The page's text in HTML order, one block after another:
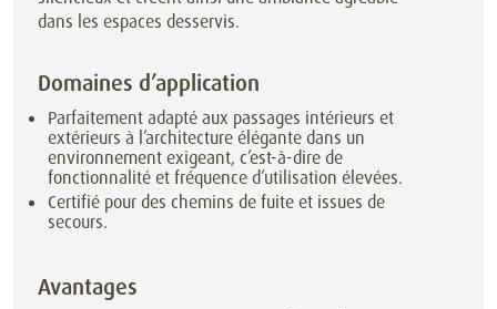
dans les espaces desservis.
Domaines d’application
Parfaitement adapté aux passages intérieurs et
extérieurs à l’architecture élégante dans un
environnement exigeant, c’est-à-dire de
fonctionnalité et fréquence d’utilisation élevées.
Certifié pour des chemins de fuite et issues de
secours.
Avantages